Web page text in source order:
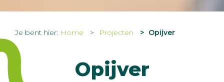
Je bent hier: Home Projecten Opijver
Opijver